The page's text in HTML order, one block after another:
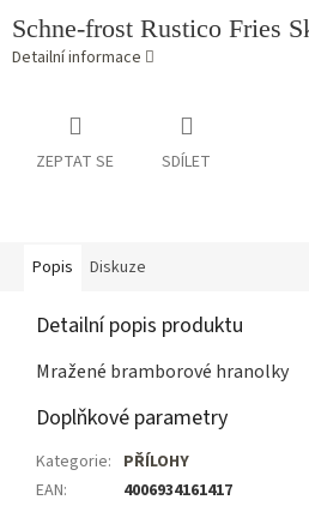
Schne-frost Rustico Fries
Detailní informace
ZEPTAT SE SDÍLET
Popis Diskuze
Detailní popis produktu
Mražené bramborové hranolky
Doplňkové parametry
Kategorie: PŘÍLOHY
EAN: 4006934161417